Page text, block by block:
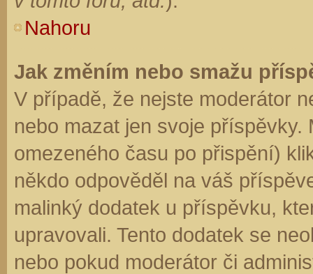
Nahoru
Jak změním nebo smažu
V případě, že nejste moderátor
nebo mazat jen svoje
omezeného času po přispění)
někdo odpověděl na váš
malinký dodatek u příspěvku,
upravovali. Tento dodatek se
nebo pokud moderátor či